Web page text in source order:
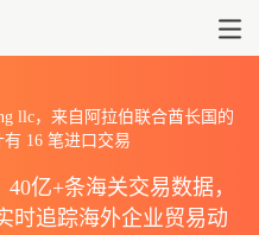
llc，来自阿拉伯联合酋长国的
有 16 笔进口交易
亿+条海关交易数据，
时追踪海外企业贸易动